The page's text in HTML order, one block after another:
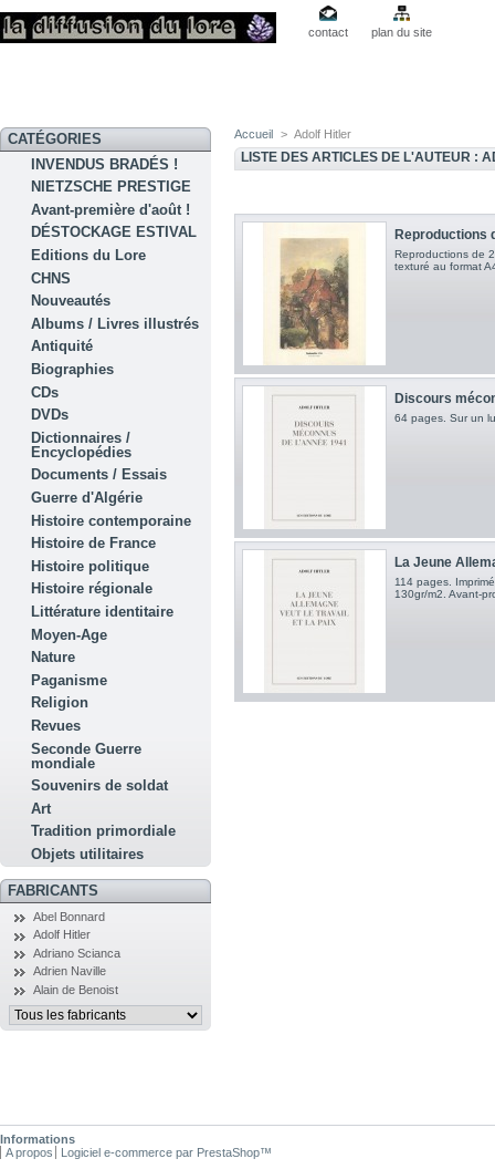
contact plan du site
CATÉGORIES
INVENDUS BRADÉS !
NIETZSCHE PRESTIGE
Avant-première d'août !
DÉSTOCKAGE ESTIVAL
Editions du Lore
CHNS
Nouveautés
Albums / Livres illustrés
Antiquité
Biographies
CDs
DVDs
Dictionnaires /
Encyclopédies
Documents / Essais
Guerre d'Algérie
Histoire contemporaine
Histoire de France
Histoire politique
Histoire régionale
Littérature identitaire
Moyen-Age
Nature
Paganisme
Religion
Revues
Seconde Guerre
mondiale
Souvenirs de soldat
Art
Tradition primordiale
Objets utilitaires
FABRICANTS
Abel Bonnard
Adolf Hitler
Adriano Scianca
Adrien Naville
Alain de Benoist
Accueil > Adolf Hitler
LISTE DES ARTICLES DE L'AUTEUR :
Reproductions
Reproductions de
texturé au format
Discours
64 pages. Sur un
La Jeune
114 pages.
130gr/m2. Avant-
Informations
A propos
Logiciel e-commerce par PrestaShop™